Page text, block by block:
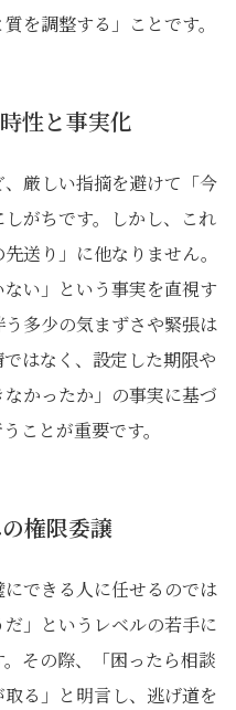
を調整する」ことです。
性と事実化
厳しい指摘を避けて「今
がちです。しかし、これ
送り」に他なりません。
い」という事実を直視す
多少の気まずさや緊張は
はなく、設定した期限や
かったか」の事実に基づ
ことが重要です。
権限委譲
できる人に任せるのでは
」というレベルの若手に
その際、「困ったら相談
る」と明言し、逃げ道を